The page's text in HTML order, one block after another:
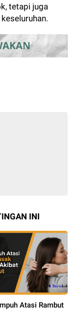
tetapi juga
INI
Atasi Rambut